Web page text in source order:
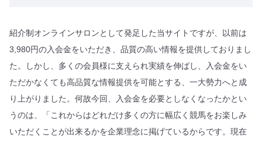
紹介制オンラインサロンとして発足した当サイトですが、以前は
3,980円の入会金をいただき、品質の高い情報を提供しておりまし
た。しかし、多くの会員様に支えられ実績を伸ばし、入会金をい
ただかなくても高品質な情報提供を可能とする、一大勢力へと成
り上がりました。何故今回、入会金を必要としなくなったかとい
うのは、「これからはどれだけ多くの方に幅広く競馬をお楽しみ
いただくことが出来るかを企業理念に掲げているからです。現在